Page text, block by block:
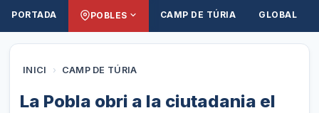
PORTADA POBLES CAMP DE TÚRIA GLOBAL
INICI › CAMP DE TÚRIA
La Pobla obri a la ciutadania el